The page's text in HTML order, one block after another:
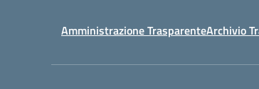
Amministrazione TrasparenteArchivio